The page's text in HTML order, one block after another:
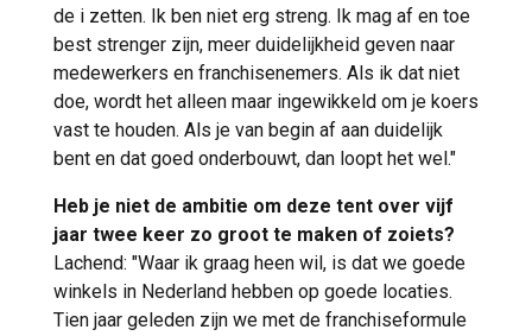
de i zetten. Ik ben niet erg streng. Ik mag af en toe
best strenger zijn, meer duidelijkheid geven naar
medewerkers en franchisenemers. Als ik dat niet
doe, wordt het alleen maar ingewikkeld om je koers
vast te houden. Als je van begin af aan duidelijk
bent en dat goed onderbouwt, dan loopt het wel."
Heb je niet de ambitie om deze tent over vijf
jaar twee keer zo groot te maken of zoiets?
Lachend: "Waar ik graag heen wil, is dat we goede
winkels in Nederland hebben op goede locaties.
Tien jaar geleden zijn we met de franchiseformule